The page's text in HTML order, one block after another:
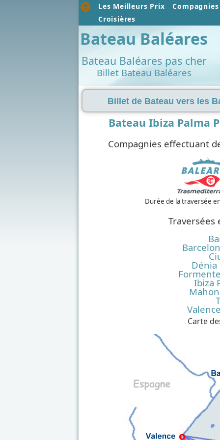
Les Meilleurs Prix
Croisières
Bateau Baléares
Bateau Baléares pas cher
Billet Bateau Baléares
Billet de Bateau vers les
Bateau Ibiza Palma
Compagnies effectuant
Durée de la traversée
Traversées
Dénia
Ibiza
Carte